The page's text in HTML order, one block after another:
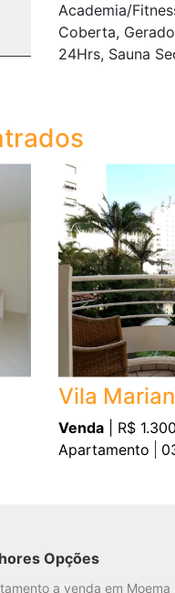
Academia/
Coberta,
24Hrs, Sauna
Vila
Venda | R$
Apartamento
Opções
a venda em Moema